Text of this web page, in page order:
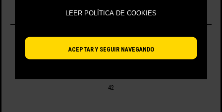
ACEPTAR Y SEGUIR NAVEGANDO
42
LEER POLÍTICA DE COOKIES